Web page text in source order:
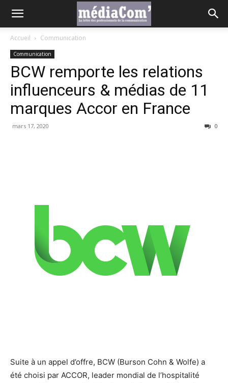
Accueil Communication
Communication
BCW remporte les relations
influenceurs & médias de 11
marques Accor en France
mars 17, 2020 0
Suite à un appel d’offre, BCW (Burson Cohn & Wolfe) a
été choisi par ACCOR, leader mondial de l’hospitalité